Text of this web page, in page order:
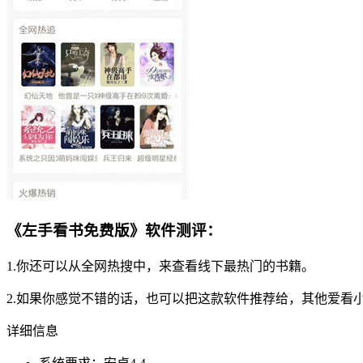
《左手看书免费版》软件测评：
1.你还可以从全网热搜中，来查看线下最热门的书籍。
2.如果你感觉不错的话，也可以把这款软件推荐给，其他爱看
详细信息